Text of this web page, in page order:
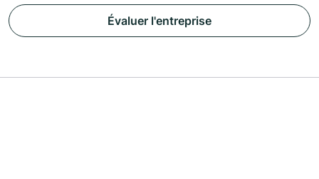
Évaluer l'entreprise